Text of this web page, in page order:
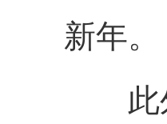
新年。
此外